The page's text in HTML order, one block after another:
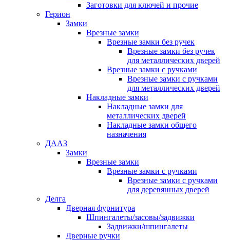
Заготовки для ключей и прочие
Герион
Замки
Врезные замки
Врезные замки без ручек
Врезные замки без ручек
для металлических дверей
Врезные замки с ручками
Врезные замки с ручками
для металлических дверей
Накладные замки
Накладные замки для
металлических дверей
Накладные замки общего
назначения
ДААЗ
Замки
Врезные замки
Врезные замки с ручками
Врезные замки с ручками
для деревянных дверей
Делга
Дверная фурнитура
Шпингалеты/засовы/задвижки
Задвижки/шпингалеты
Дверные ручки